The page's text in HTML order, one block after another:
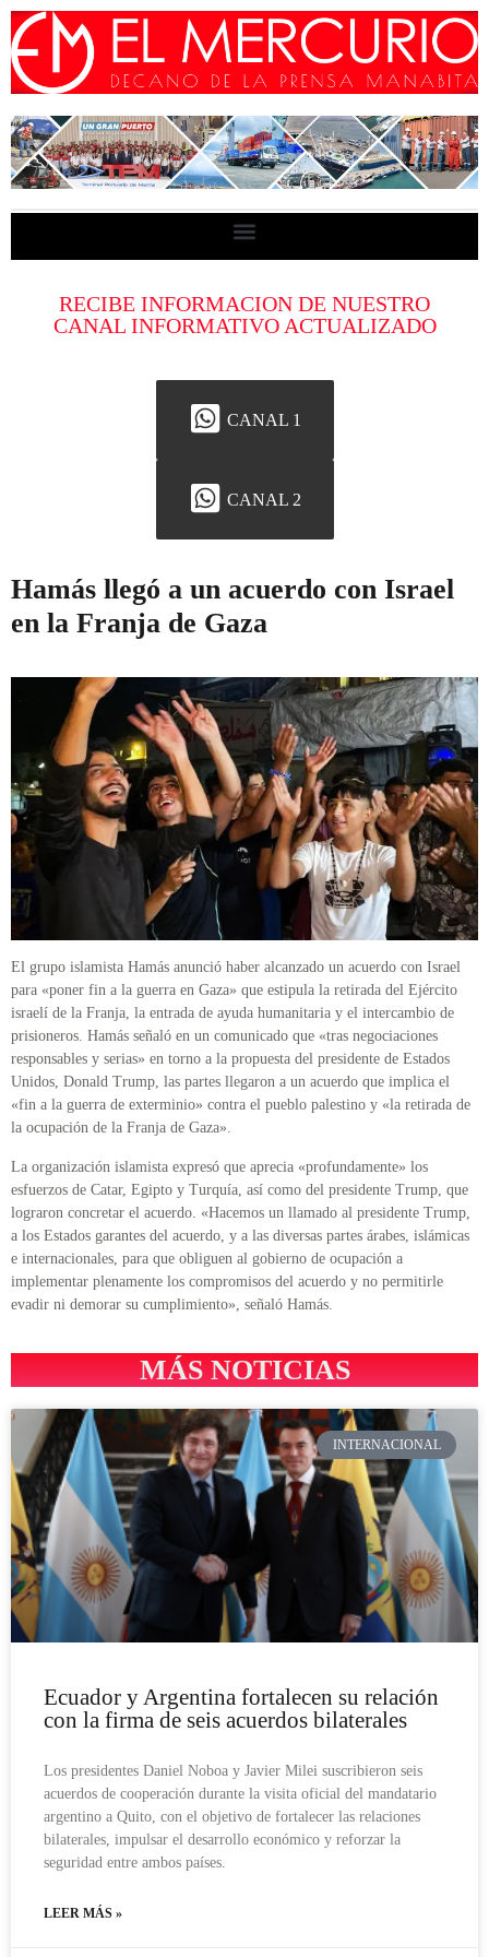
RECIBE INFORMACION DE NUESTRO
CANAL INFORMATIVO ACTUALIZADO
CANAL 1
CANAL 2
Hamás llegó a un acuerdo con Israel
en la Franja de Gaza
El grupo islamista Hamás anunció haber alcanzado un acuerdo con Israel
para «poner fin a la guerra en Gaza» que estipula la retirada del Ejército
israelí de la Franja, la entrada de ayuda humanitaria y el intercambio de
prisioneros. Hamás señaló en un comunicado que «tras negociaciones
responsables y serias» en torno a la propuesta del presidente de Estados
Unidos, Donald Trump, las partes llegaron a un acuerdo que implica el
«fin a la guerra de exterminio» contra el pueblo palestino y «la retirada de
la ocupación de la Franja de Gaza».
La organización islamista expresó que aprecia «profundamente» los
esfuerzos de Catar, Egipto y Turquía, así como del presidente Trump, que
lograron concretar el acuerdo. «Hacemos un llamado al presidente Trump,
a los Estados garantes del acuerdo, y a las diversas partes árabes, islámicas
e internacionales, para que obliguen al gobierno de ocupación a
implementar plenamente los compromisos del acuerdo y no permitirle
evadir ni demorar su cumplimiento», señaló Hamás.
MÁS NOTICIAS
INTERNACIONAL
Ecuador y Argentina fortalecen su relación
con la firma de seis acuerdos bilaterales
Los presidentes Daniel Noboa y Javier Milei suscribieron seis
acuerdos de cooperación durante la visita oficial del mandatario
argentino a Quito, con el objetivo de fortalecer las relaciones
bilaterales, impulsar el desarrollo económico y reforzar la
seguridad entre ambos países.
LEER MÁS »